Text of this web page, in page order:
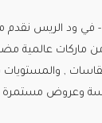
ماركات عالمية
, والمستويات
وعروض مستمرة